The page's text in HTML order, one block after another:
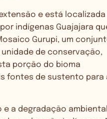
extensão e está
indígenas Guajajara
Gurupi, um
de conservação,
porção do bioma
fontes de sustento para
e a degradação ambiental